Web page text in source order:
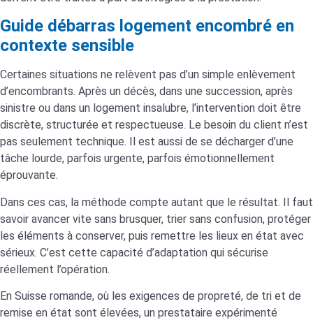
Guide débarras logement encombré en
contexte sensible
Certaines situations ne relèvent pas d’un simple enlèvement
d’encombrants. Après un décès, dans une succession, après
sinistre ou dans un logement insalubre, l’intervention doit être
discrète, structurée et respectueuse. Le besoin du client n’est
pas seulement technique. Il est aussi de se décharger d’une
tâche lourde, parfois urgente, parfois émotionnellement
éprouvante.
Dans ces cas, la méthode compte autant que le résultat. Il faut
savoir avancer vite sans brusquer, trier sans confusion, protéger
les éléments à conserver, puis remettre les lieux en état avec
sérieux. C’est cette capacité d’adaptation qui sécurise
réellement l’opération.
En Suisse romande, où les exigences de propreté, de tri et de
remise en état sont élevées, un prestataire expérimenté